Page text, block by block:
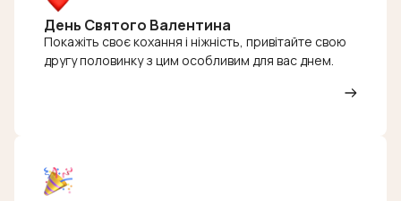
День Святого Валентина
Покажіть своє кохання і ніжність, привітайте свою
другу половинку з цим особливим для вас днем.